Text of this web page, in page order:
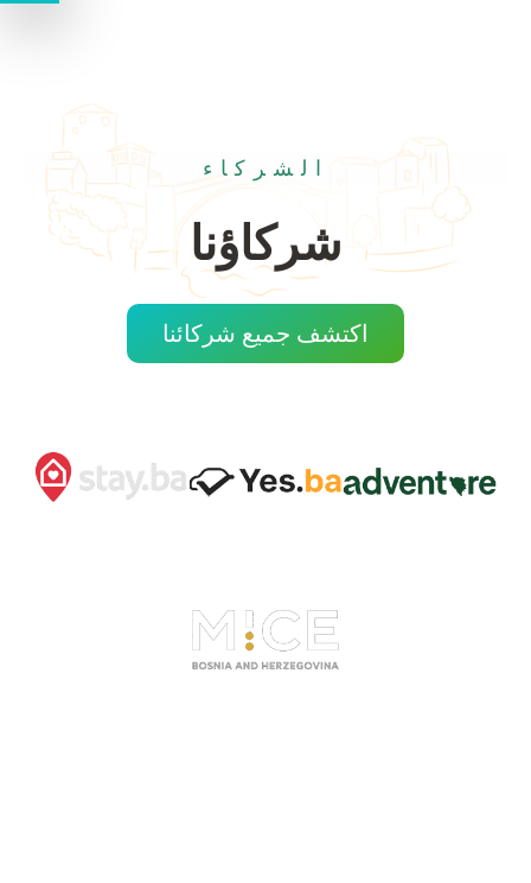
الشركاء
شركاؤنا
اكتشف جميع شركائنا